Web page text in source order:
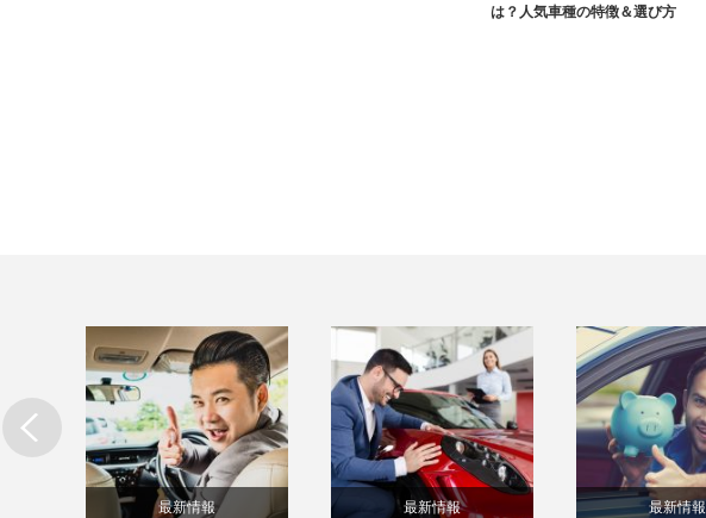
は？人気車種の特徴＆選び方
最新情報 最新情報 最新情報